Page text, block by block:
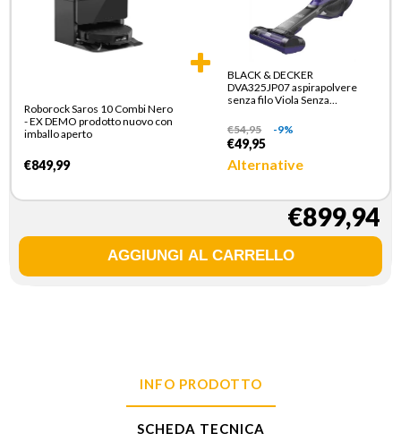
Roborock Saros 10 Combi Nero
- EX DEMO prodotto nuovo con
imballo aperto
€849,99
BLACK & DECKER
DVA325JP07 aspirapolvere
senza filo Viola Senza
€54,95 -9%
€49,95
Alternative
€899,94
INFO PRODOTTO
SCHEDA TECNICA